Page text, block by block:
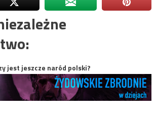
jest jeszcze naród polski?